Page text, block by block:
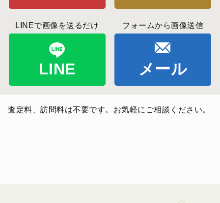
LINEで画像を送るだけ
LINE
フォームから画像送信
メール
査定料、訪問料は不要です。お気軽にご相談ください。